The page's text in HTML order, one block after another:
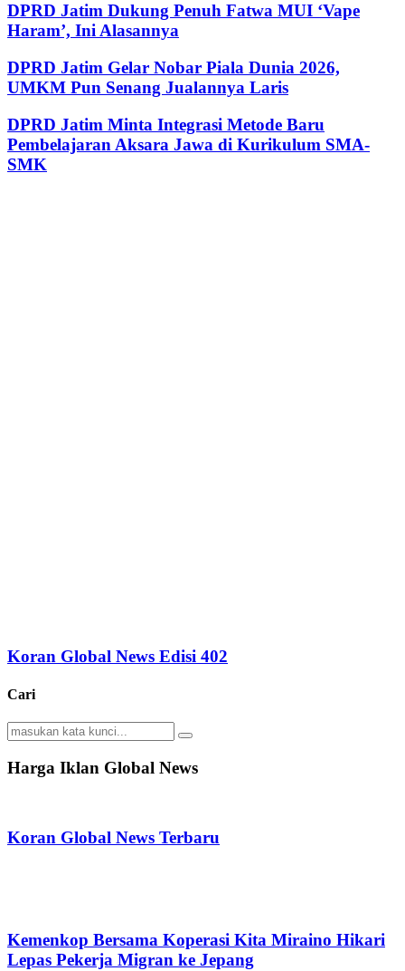
DPRD Jatim Dukung Penuh Fatwa MUI ‘Vape
Haram’, Ini Alasannya
DPRD Jatim Gelar Nobar Piala Dunia 2026,
UMKM Pun Senang Jualannya Laris
DPRD Jatim Minta Integrasi Metode Baru
Pembelajaran Aksara Jawa di Kurikulum SMA-
SMK
Koran Global News Edisi 402
Cari
Search
for:
Search
Harga Iklan Global News
Koran Global News Terbaru
Kemenkop Bersama Koperasi Kita Miraino Hikari
Lepas Pekerja Migran ke Jepang